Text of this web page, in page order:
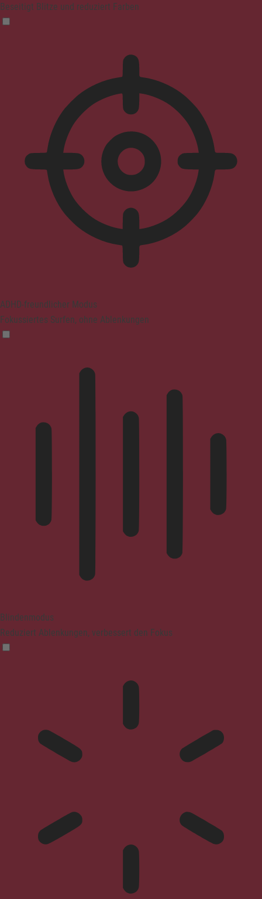
Beseitigt Blitze und reduziert Farben
ADHD-freundlicher Modus
Fokussiertes Surfen, ohne Ablenkungen
Blindenmodus
Reduziert Ablenkungen, verbessert den Fokus